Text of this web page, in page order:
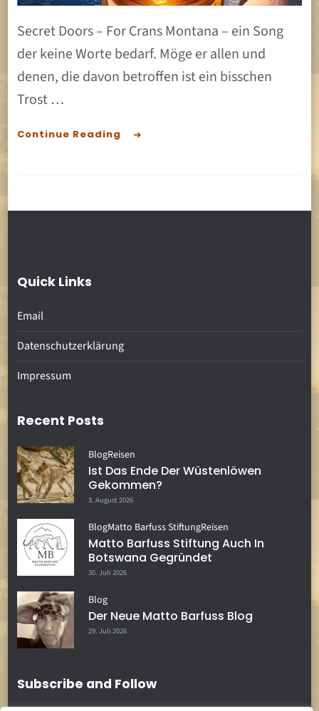
Secret Doors – For Crans Montana – ein Song
der keine Worte bedarf. Möge er allen und
denen, die davon betroffen ist ein bisschen
Trost …
Continue Reading
Quick Links
Email
Datenschutzerklärung
Impressum
Recent Posts
BlogReisen
Ist Das Ende Der Wüstenlöwen
Gekommen?
3. August 2026
BlogMatto Barfuss StiftungReisen
Matto Barfuss Stiftung Auch In
Botswana Gegründet
30. Juli 2026
Blog
Der Neue Matto Barfuss Blog
29. Juli 2026
Subscribe and Follow